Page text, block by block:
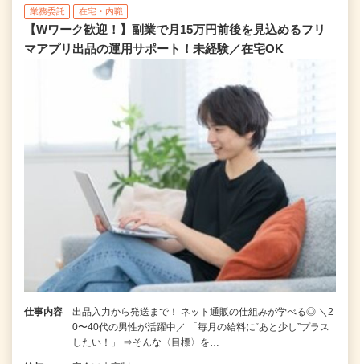
業務委託 在宅・内職
【Wワーク歓迎！】副業で月15万円前後を見込めるフリ
マアプリ出品の運用サポート！未経験／在宅OK
仕事内容
出品入力から発送まで！ ネット通販の仕組みが学べる◎ ＼2
0〜40代の男性が活躍中／ 「毎月の給料に“あと少し”プラス
したい！」 ⇒そんな〈目標〉を…